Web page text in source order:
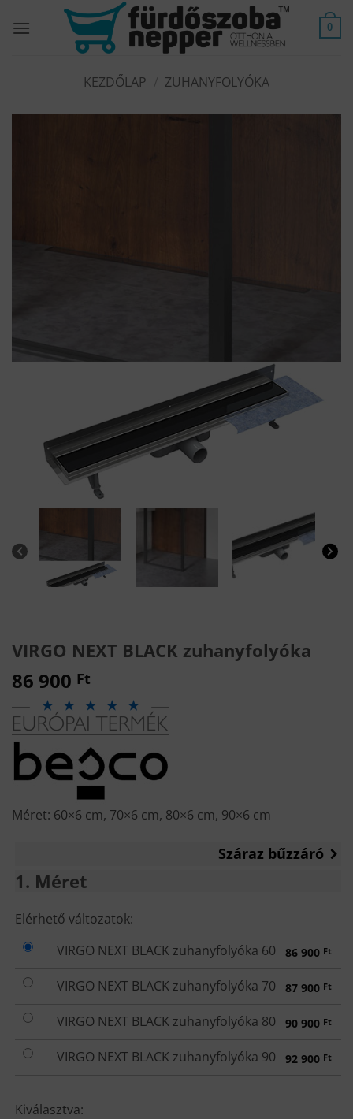
0
KEZDŐLAP ZUHANYFOLYÓKA
VIRGO NEXT BLACK zuhanyfolyóka
86 900 Ft
Méret: 60×6 cm, 70×6 cm, 80×6 cm, 90×6 cm
Száraz bűzzáró
1 Méret
MÉRET
Elérhető változatok:
VIRGO NEXT BLACK zuhanyfolyóka 60
86 900 Ft
VIRGO NEXT BLACK zuhanyfolyóka 70 87 900 Ft
VIRGO NEXT BLACK zuhanyfolyóka 80 90 900 Ft
VIRGO NEXT BLACK zuhanyfolyóka 90 92 900 Ft
Kiválasztva: